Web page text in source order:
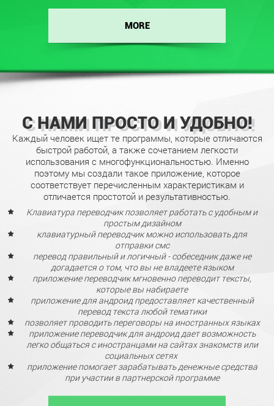
MORE
С НАМИ ПРОСТО ИУДОБНО!
Каждый человек ищет те программы, которые отличаются
быстрой работой, а также сочетанием легкости
использования с многофункциональностью. Именно
поэтому мы создали такое приложение, которое
соответствует перечисленным характеристикам и
отличается простотой и результативностью.
Клавиатура переводчик позволяет работать с удобным и
простым дизайном
клавиатурный переводчик можно использовать для
отправки смс
перевод правильный и логичный - собеседник даже не
догадается о том, что вы не владеете языком
приложение переводчик мгновенно переводит тексты,
которые вы набираете
приложение для андроид предоставляет качественный
перевод текста любой тематики
позволяет проводить переговоры на иностранных языках
приложение переводчик для андроид дает возможность
легко общаться с иностранцами на сайтах знакомств или
социальных сетях
приложение помогает зарабатывать денежные средства
при участии в партнерской программе